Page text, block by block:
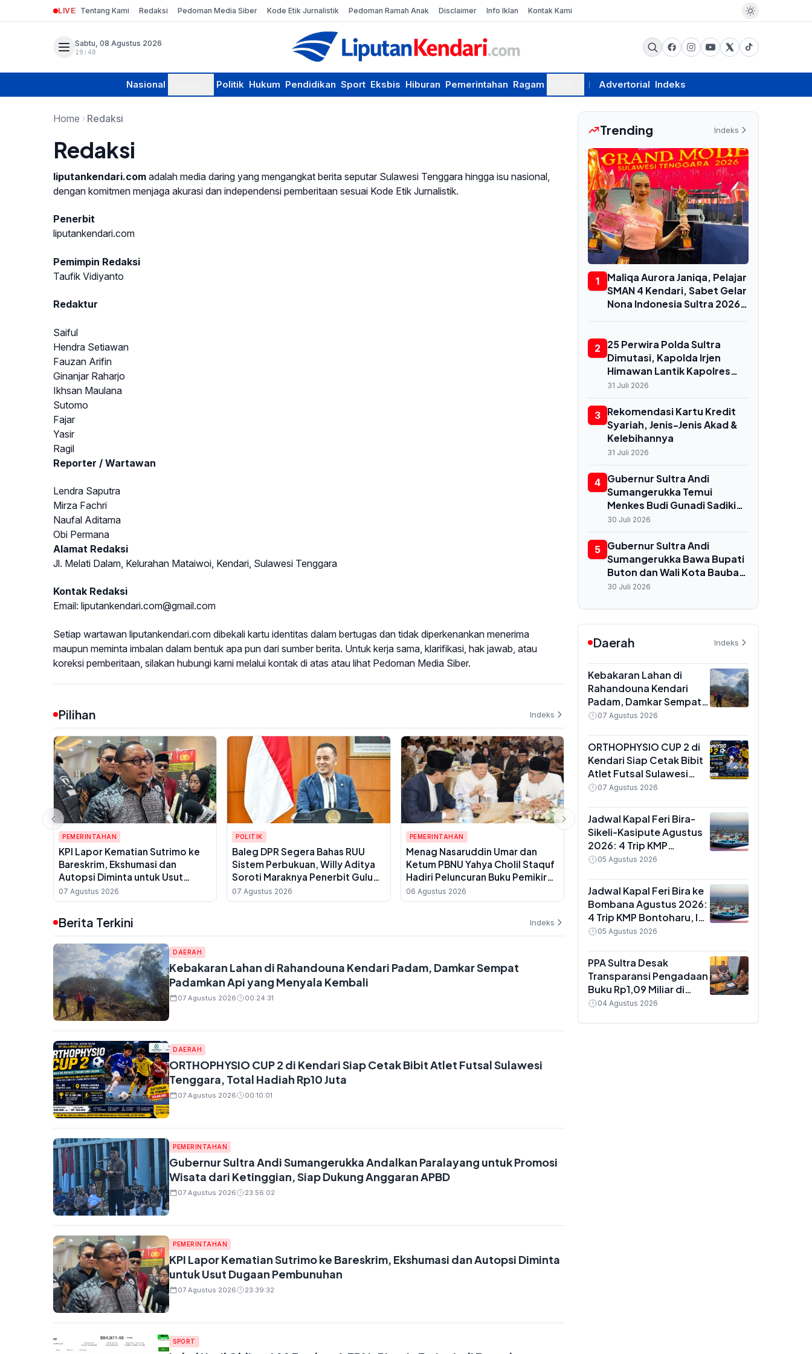
LIVE Tentang Kami Redaksi Pedoman Media Siber Kode Etik Jurnalistik Pedoman Ramah Anak Disclaimer Info Iklan Kontak Kami
Sabtu, 08 Agustus 2026
19:48
Nasional Politik Hukum Pendidikan Sport Eksbis Hiburan Pemerintahan Ragam Advertorial Indeks
Home Redaksi
Redaksi
liputankendari.com adalah media daring yang mengangkat berita seputar Sulawesi Tenggara hingga isu nasional,
dengan komitmen menjaga akurasi dan independensi pemberitaan sesuai Kode Etik Jurnalistik.
Penerbit
liputankendari.com
Pemimpin Redaksi
Taufik Vidiyanto
Redaktur
Saiful
Hendra Setiawan
Fauzan Arifin
Ginanjar Raharjo
Ikhsan Maulana
Sutomo
Fajar
Yasir
Ragil
Reporter / Wartawan
Lendra Saputra
Mirza Fachri
Naufal Aditama
Obi Permana
Alamat Redaksi
Jl. Melati Dalam, Kelurahan Mataiwoi, Kendari, Sulawesi Tenggara
Kontak Redaksi
Email: liputankendari.com@gmail.com
Setiap wartawan liputankendari.com dibekali kartu identitas dalam bertugas dan tidak diperkenankan menerima
maupun meminta imbalan dalam bentuk apa pun dari sumber berita. Untuk kerja sama, klarifikasi, hak jawab, atau
koreksi pemberitaan, silakan hubungi kami melalui kontak di atas atau lihat Pedoman Media Siber.
Pilihan Indeks
PEMERINTAHAN
KPI Lapor Kematian Sutrimo ke
Bareskrim, Ekshumasi dan
Autopsi Diminta untuk Usut
Dugaan Pembunuhan
07 Agustus 2026
POLITIK
Baleg DPR Segera Bahas RUU
Sistem Perbukuan, Willy Aditya
Soroti Maraknya Penerbit Gulung
Tikar
07 Agustus 2026
PEMERINTAHAN
Menag Nasaruddin Umar dan
Ketum PBNU Yahya Cholil Staquf
Hadiri Peluncuran Buku Pemikiran
KH Ma'ruf Amin Jelang Muktamar
NU ke-35
06 Agustus 2026
EKSBIS
Kadin Kalteng Dukung Prabowo
Pangkas Jumlah BUMN: Proyek
Infrastruktur Sering Disubkon,
UMKM Daerah Jadi Korban
06 Agustus 2026
Berita Terkini Indeks
DAERAH
Kebakaran Lahan di Rahandouna Kendari Padam, Damkar Sempat
Padamkan Api yang Menyala Kembali
07 Agustus 2026 00:24:31
DAERAH
ORTHOPHYSIO CUP 2 di Kendari Siap Cetak Bibit Atlet Futsal Sulawesi
Tenggara, Total Hadiah Rp10 Juta
07 Agustus 2026 00:10:01
PEMERINTAHAN
Gubernur Sultra Andi Sumangerukka Andalkan Paralayang untuk Promosi
Wisata dari Ketinggian, Siap Dukung Anggaran APBD
07 Agustus 2026 23:56:02
PEMERINTAHAN
KPI Lapor Kematian Sutrimo ke Bareskrim, Ekshumasi dan Autopsi Diminta
untuk Usut Dugaan Pembunuhan
07 Agustus 2026 23:39:32
SPORT
Trending Indeks
1
Maliqa Aurora Janiqa, Pelajar
SMAN 4 Kendari, Sabet Gelar
Nona Indonesia Sultra 2026
2
25 Perwira Polda Sultra
Dimutasi, Kapolda Irjen
Himawan Lantik Kapolres
Baru di Baubau hingga
31 Juli 2026
3 Rekomendasi Kartu Kredit
Syariah, Jenis-Jenis Akad &
Kelebihannya
31 Juli 2026
4 Gubernur Sultra Andi
Sumangerukka Temui
Menkes Budi Gunadi Sadikin
di Jakarta, Bahas
untuk Buton dan Baubau
30 Juli 2026
5 Gubernur Sultra Andi
Sumangerukka Bawa Bupati
Buton dan Wali Kota Baubau
Audiensi ke Menkes, Bahas
Kekurangan Dokter
30 Juli 2026
Daerah Indeks
Kebakaran Lahan di
Rahandouna Kendari
Padam, Damkar Sempat
Padamkan Api yang
07 Agustus 2026
ORTHOPHYSIO CUP 2 di
Kendari Siap Cetak Bibit
Atlet Futsal Sulawesi
Tenggara, Total Hadiah
07 Agustus 2026
Jadwal Kapal Feri Bira-
Sikeli-Kasipute Agustus
2026: 4 Trip KMP
Bontoharu dan Rincian
hingga Kendaraan
Golongan IX
05 Agustus 2026
Jadwal Kapal Feri Bira ke
Bombana Agustus 2026:
4 Trip KMP Bontoharu, Ini
Rincian Harga Tiket
Golongan IX
05 Agustus 2026
PPA Sultra Desak
Transparansi Pengadaan
Buku Rp1,09 Miliar di
Konawe, Plt Kadis Dikbud
04 Agustus 2026